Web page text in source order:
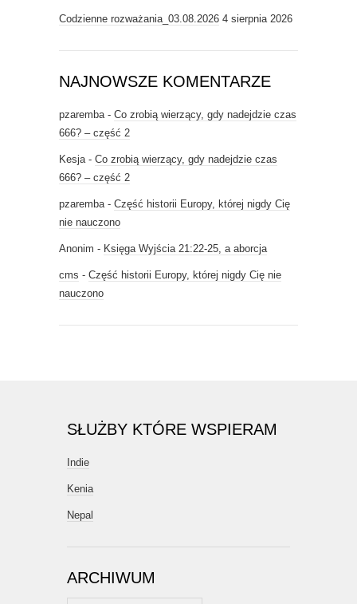
Codzienne rozważania_03.08.2026 4 sierpnia 2026
NAJNOWSZE KOMENTARZE
pzaremba- Co zrobią wierzący, gdy nadejdzie czas
666? – część 2
Kesja- Co zrobią wierzący, gdy nadejdzie czas
666? – część 2
pzaremba- Część historii Europy, której nigdy Cię
nie nauczono
Anonim - Księga Wyjścia 21:22-25, a aborcja
cms - Część historii Europy, której nigdy Cię nie
nauczono
SŁUŻBY KTÓRE WSPIERAM
Indie
Kenia
Nepal
ARCHIWUM